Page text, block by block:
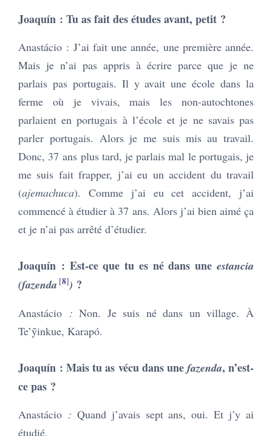
Joaquín : Tu as fait des études avant, petit ?
Anastácio : J’ai fait une année, une première année.
Mais je n’ai pas appris à écrire parce que je ne
parlais pas portugais. Il y avait une école dans la
ferme où je vivais, mais les non-autochtones
parlaient en portugais à l’école et je ne savais pas
parler portugais. Alors je me suis mis au travail.
Donc, 37 ans plus tard, je parlais mal le portugais, je
me suis fait frapper, j’ai eu un accident du travail
(ajemachuca). Comme j’ai eu cet accident, j’ai
commencé à étudier à 37 ans. Alors j’ai bien aimé ça
et je n’ai pas arrêté d’étudier.
Joaquín : Est-ce que tu es né dans une estancia
(fazenda 8 ) ?
Anastácio :Non. Je suis né dans un village. À
Te’ỹinkue, Karapó.
Joaquín : Mais tu as vécu dans une fazenda, n’est-
ce pas ?
Anastácio : Quand j’avais sept ans, oui. Et j’y ai
étudié.